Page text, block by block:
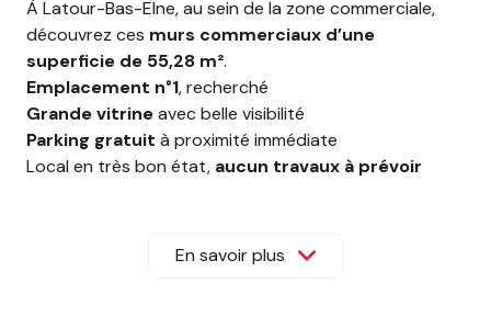
À Latour-Bas-Elne, au sein de la zone commerciale,
découvrez ces murs commerciaux d’une
superficie de 55,28 m².
Emplacement n°1, recherché
Grande vitrineavec belle visibilité
Parking gratuit à proximité immédiate
Local en très bon état, aucun travaux à prévoir
Taxe foncière : 681 €/an
Copropriété de 25 lots – aucune procédure en cours
En savoir plus